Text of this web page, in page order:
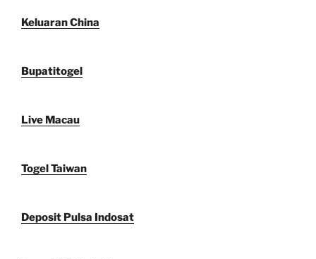
Keluaran China
Bupatitogel
Live Macau
Togel Taiwan
Deposit Pulsa Indosat